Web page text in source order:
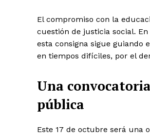
El compromiso con la
cuestión de justicia social.
esta consigna sigue guiando
en tiempos difíciles, por el
Una
pública
Este 17 de octubre será una